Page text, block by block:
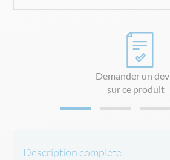
Demander un
sur ce produit
Description complète